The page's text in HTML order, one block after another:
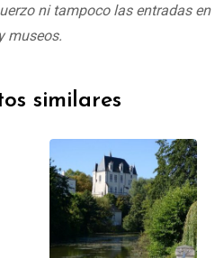
ni tampoco las entradas en
museos.
similares